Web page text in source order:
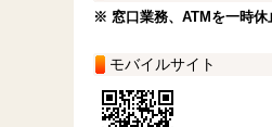
※ 窓口業務、ATMを一時休
モバイルサイト